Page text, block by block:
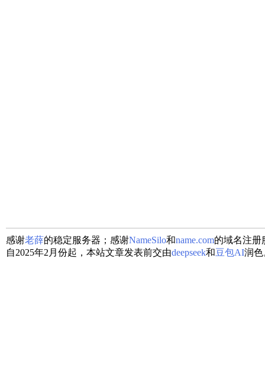
感谢老薛的稳定服务器；感谢NameSilo和name.com的域名注册
自2025年2月份起，本站文章发表前交由deepseek和豆包AI润